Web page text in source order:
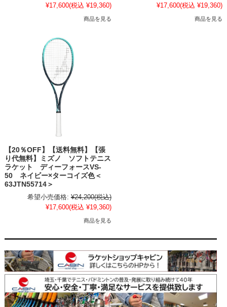
¥17,600(税込 ¥19,360)
商品を見る
¥17,600(税込 ¥19,360)
商品を見る
【20％OFF】【送料無料】【張
り代無料】ミズノ ソフトテニス
ラケット ディーフォースVS-
50 ネイビー×ターコイズ色＜
63JTN55714＞
希望小売価格: ¥24,200(税込)
¥17,600(税込 ¥19,360)
商品を見る